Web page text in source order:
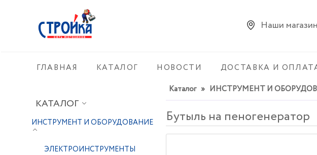
Наши
ГЛАВНАЯ КАТАЛОГ НОВОСТИ ДОСТАВКА И
КАТАЛОГ
ИНСТРУМЕНТ И ОБОРУДОВАНИЕ
ЭЛЕКТРОИНСТРУМЕНТЫ
Каталог » ИНСТРУМЕНТ И
Бутыль на пеногенератор